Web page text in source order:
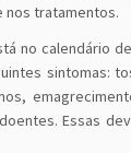
nos tratamentos.
no calendário
sintomas:
Essas